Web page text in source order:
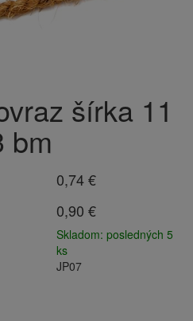
šírka 11
bm
0,74 €
0,90 €
Skladom: posledných 5
ks
JP07